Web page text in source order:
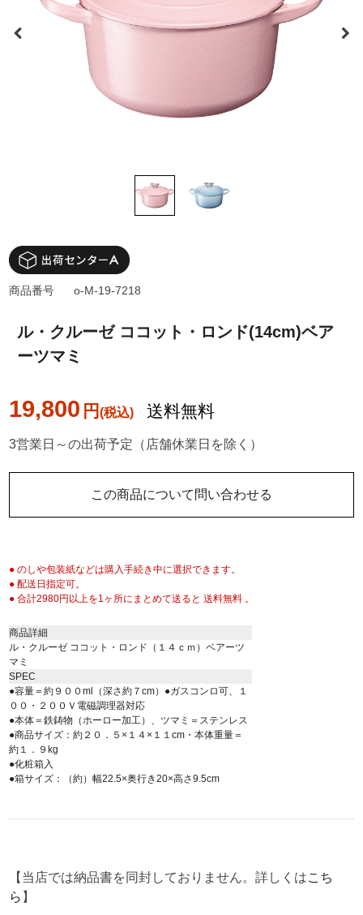
ル・クルーゼ ココット・ロンド(14cm)ベア
ーツマミ
19,800 円 送料無料
商品番号 o-M-19-7218
3営業日～の出荷予定（店舗休業日を除く）
この商品について問い合わせる
● のしや包装紙などは購入手続き中に選択できます。
● 配送日指定可。
● 合計2980円以上を1ヶ所にまとめて送ると 送料無料 。
商品詳細
ル・クルーゼ ココット・ロンド（１４ｃｍ）ベアーツ
マミ
SPEC
●容量＝約９００ml（深さ約７cm）●ガスコンロ可、１
００・２００Ｖ電磁調理器対応
●本体＝鉄鋳物（ホーロー加工）、ツマミ＝ステンレス
●商品サイズ：約２０．５×１４×１１cm・本体重量＝
約１．９kg
●化粧箱入
●箱サイズ：（約）幅22.5×奥行き20×高さ9.5cm
【当店では納品書を同封しておりません。詳しくはこち
ら 】